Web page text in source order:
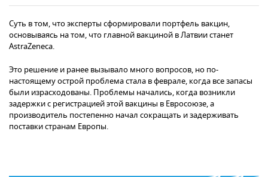
Суть в том, что эксперты сформировали портфель вакцин,
основываясь на том, что главной вакциной в Латвии станет
AstraZeneca.
Это решение и ранее вызывало много вопросов, но по-
настоящему острой проблема стала в феврале, когда все запасы
были израсходованы. Проблемы начались, когда возникли
задержки с регистрацией этой вакцины в Евросоюзе, а
производитель постепенно начал сокращать и задерживать
поставки странам Европы.